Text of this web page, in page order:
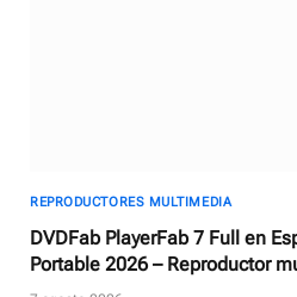
REPRODUCTORES MULTIMEDIA
DVDFab PlayerFab 7 Full en
Portable 2026 – Reproductor